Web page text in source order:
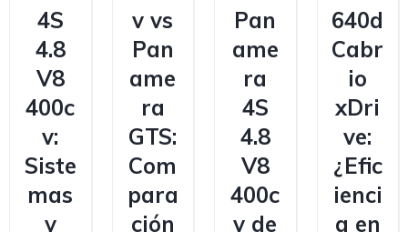
4S
4.8
V8
400c
v:
Siste
mas
y
v vs
Pan
ame
ra
GTS:
Com
para
ción
Pan
ame
ra
4S
4.8
V8
400c
v de
640d
Cabr
io
xDri
ve:
¿Efic
ienci
a en